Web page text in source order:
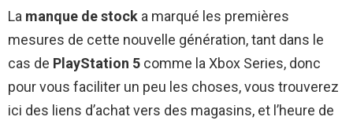
La manque de stock a marqué les premières
mesures de cette nouvelle génération, tant dans le
cas de PlayStation 5 comme la Xbox Series, donc
pour vous faciliter un peu les choses, vous trouverez
ici des liens d’achat vers des magasins, et l’heure de